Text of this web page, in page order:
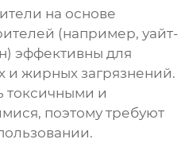
на основе
(например, уайт-
эффективны для
и жирных загрязнений.
токсичными и
поэтому требуют